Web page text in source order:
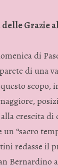
Grazie
di
di una
crescita
“sacro
redasse il
Bernardino